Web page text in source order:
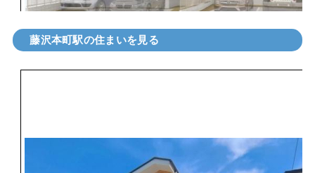
藤沢本町駅の住まいを見る